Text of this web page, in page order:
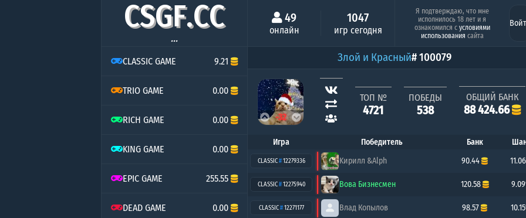
CSGF.CC
...
CLASSIC GAME 9.21
TRIO GAME 0.00
RICH GAME 0.00
KING GAME 0.00
EPIC GAME 255.55
DEAD GAME 0.00
49
онлайн
1047
игр сегодня
Минимальный шанс
Алёша Попович
0.26%
Я подтверждаю, что мне
исполнилось 18 лет и я
ознакомился с условиями
использования сайта
Злой и Красный# 100079
-32
ТОП №
4721
ПОБЕДЫ
538
ОБЩИЙ БАНК
88 424.66
Игра Победитель Банк
CLASSIC#12279336 Κирилл &Alph 90.44
CLASSIC#12275940 Вова Бизнесмен 120.58
CLASSIC#12271177 Влад Копылов 98.57